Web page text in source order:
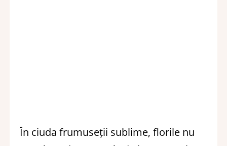
În ciuda frumuseții sublime, florile nu